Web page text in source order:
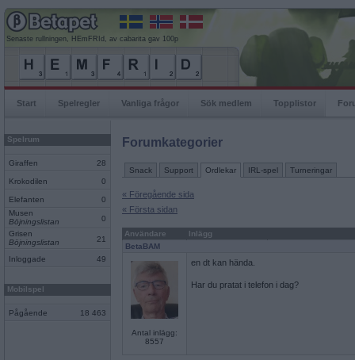
Senaste rullningen, HEmFRId, av cabarita gav 100p
Start Spelregler Vanliga frågor Sök medlem Topplistor
Spelrum
Giraffen 28
Krokodilen 0
Elefanten
0
Musen
Böjningslistan
0
Grisen
Böjningslistan
21
Inloggade 49
Mobilspel
Pågående 18 463
Forumkategorier
Snack Support Ordlekar IRL-spel Turneringar
« Föregående sida
« Första sidan
Användare
Inlägg
BetaBAM
Antal inlägg:
8557
en dt kan hända.
Har du pratat i telefon i dag?